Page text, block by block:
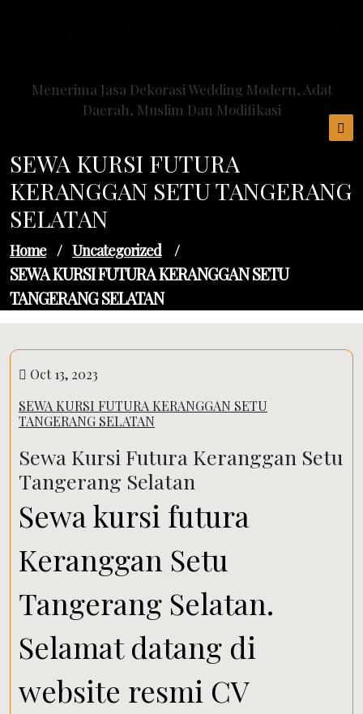
Menerima Jasa Dekorasi Wedding Modern, Adat
Daerah, Muslim Dan Modifikasi
SEWA KURSI FUTURA
KERANGGAN SETU TANGERANG
SELATAN
Home / Uncategorized /
SEWA KURSI FUTURA KERANGGAN SETU
TANGERANG SELATAN
Oct 13, 2023
SEWA KURSI FUTURA KERANGGAN SETU
TANGERANG SELATAN
Sewa Kursi Futura Keranggan Setu
Tangerang Selatan
Sewa kursi futura
Keranggan Setu
Tangerang Selatan.
Selamat datang di
website resmi CV